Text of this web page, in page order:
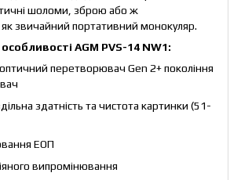
шоломи, зброю або ж
звичайний портативний монокуляр.
AGM PVS-14 NW1:
перетворювач Gen 2+ покоління
здатність та чистота картинки (51-
ЕОП
випромінювання